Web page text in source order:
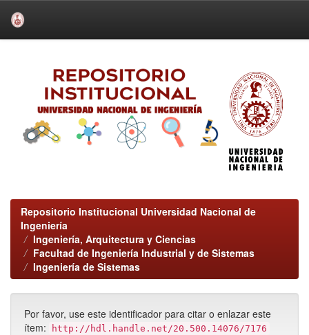
Repositorio Institucional Universidad Nacional de
Ingeniería
Ingeniería, Arquitectura y Ciencias
Facultad de Ingeniería Industrial y de Sistemas
Ingeniería de Sistemas
Por favor, use este identificador para citar o enlazar este
ítem:
http://hdl.handle.net/20.500.14076/7176